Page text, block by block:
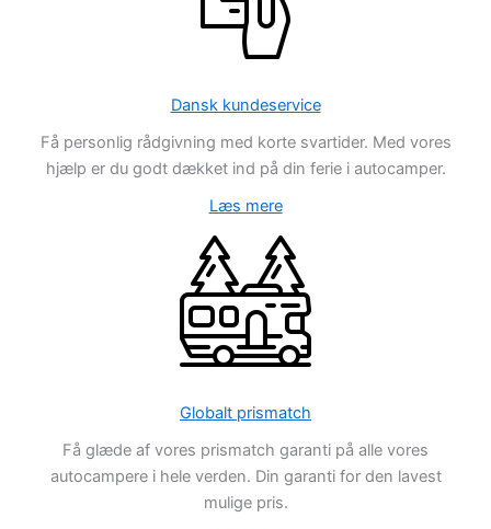
Dansk kundeservice
Få personlig rådgivning med korte svartider. Med vores
hjælp er du godt dækket ind på din ferie i autocamper.
Læs mere
Globalt prismatch
Få glæde af vores prismatch garanti på alle vores
autocampere i hele verden. Din garanti for den lavest
mulige pris.